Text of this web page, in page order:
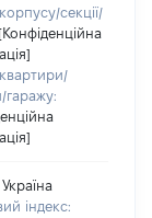
секції/
[Конфіденційна
гаражу:
Україна
індекс: